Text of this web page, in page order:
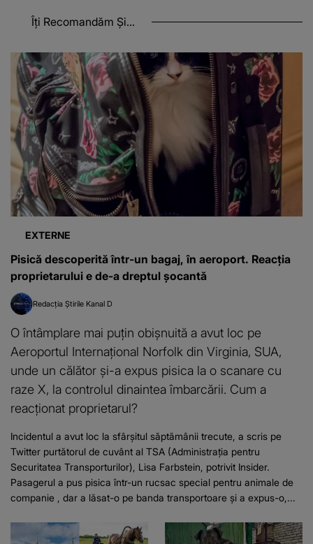
Îți Recomandăm Și...
EXTERNE
Pisică descoperită într-un bagaj, în aeroport. Reacția
proprietarului e de-a dreptul șocantă
Redacția Știrile Kanal D
O întâmplare mai puțin obișnuită a avut loc pe
Aeroportul Internațional Norfolk din Virginia, SUA,
unde un călător și-a expus pisica la o scanare cu
raze X, la controlul dinaintea îmbarcării. Cum a
reacționat proprietarul?
Incidentul a avut loc la sfârșitul săptămânii trecute, a scris pe
Twitter purtătorul de cuvânt al TSA (Administraţia pentru
Securitatea Transporturilor), Lisa Farbstein, potrivit Insider.
Pasagerul a pus pisica într-un rucsac special pentru animale de
companie , dar a lăsat-o pe banda transportoare și a expus-o,...